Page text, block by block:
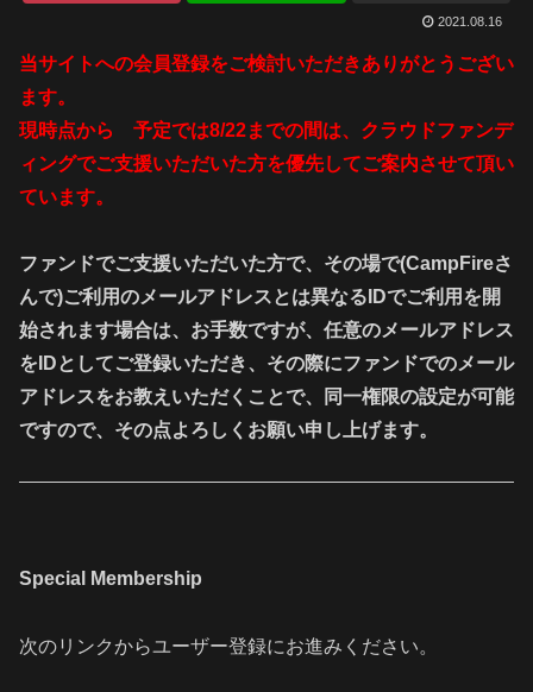
2021.08.16
当サイトへの会員登録をご検討いただきありがとうござい
ます。
現時点から 予定では8/22までの間は、クラウドファンデ
ィングでご支援いただいた方を優先してご案内させて頂い
ています。
ファンドでご支援いただいた方で、その場で(CampFireさ
んで)ご利用のメールアドレスとは異なるIDでご利用を開
始されます場合は、お手数ですが、任意のメールアドレス
をIDとしてご登録いただき、その際にファンドでのメール
アドレスをお教えいただくことで、同一権限の設定が可能
ですので、その点よろしくお願い申し上げます。
Special Membership
次のリンクからユーザー登録にお進みください。